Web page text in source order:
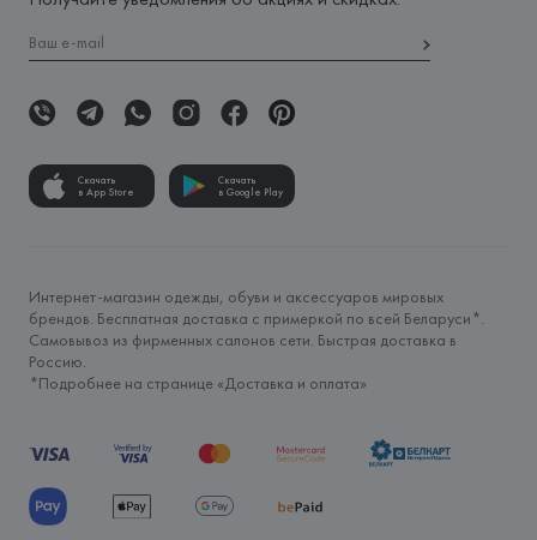
Скачать
в App Store
Скачать
в Google Play
Интернет-магазин одежды, обуви и аксессуаров мировых
брендов. Бесплатная доставка с примеркой по всей Беларуси*.
Самовывоз из фирменных салонов сети. Быстрая доставка в
Россию.
*Подробнее на странице «Доставка и оплата»